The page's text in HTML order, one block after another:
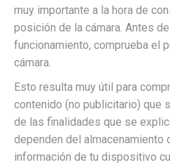
muy importante a la hora de
posición de la cámara. Antes
funcionamiento, comprueba el
cámara.
Esto resulta muy útil para
contenido (no publicitario) que
de las finalidades que se
dependen del almacenamiento
información de tu dispositivo